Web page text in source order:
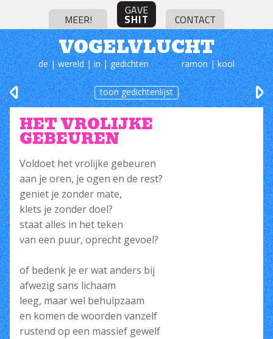
MEER!
GAVE
SHIT CONTACT
VOGELVLUCHT
de | wereld | in | gedichten ramon | kool
toon gedichtenlijst
HET VROLIJKE
GEBEUREN
Voldoet het vrolijke gebeuren
aan je oren, je ogen en de rest?
geniet je zonder mate,
klets je zonder doel?
staat alles in het teken
van een puur, oprecht gevoel?
of bedenk je er wat anders bij
afwezig sans lichaam
leeg, maar wel behulpzaam
en komen de woorden vanzelf
rustend op een massief gewelf